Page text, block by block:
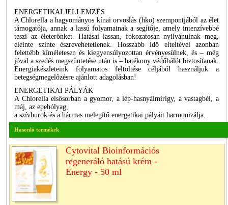
ENERGETIKAI JELLEMZÉS
A Chlorella a hagyományos kínai orvoslás (hko) szempontjából az élet
támogatója, annak a lassú folyamatnak a segítője, amely intenzívebbé
teszi az életerőnket. Hatásai lassan, fokozatosan nyilvánulnak meg,
eleinte szinte észrevehetetlenek. Hosszabb idő elteltével azonban
felettébb kíméletesen és kiegyensúlyozottan érvényesülnek, és – még
jóval a szedés megszüntetése után is – hatékony védőhálót biztosítanak.
Energiakészleteink folyamatos feltöltése céljából használjuk a
betegségmegelőzésre ajánlott adagolásban!
ENERGETIKAI PÁLYÁK
A Chlorella elsősorban a gyomor, a lép-hasnyálmirigy, a vastagbél, a
máj, az epehólyag,
a szívburok és a hármas melegítő energetikai pályáit harmonizálja.
Hasonló termékek
Cytovital Bioinformációs
regeneráló hatású krém -
Energy - 50 ml